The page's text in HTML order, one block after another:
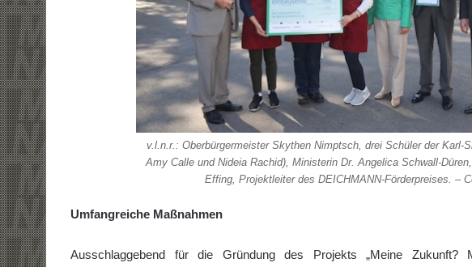
v.l.n.r.: Oberbürgermeister Skythen Nimptsch, drei Schüler der Karl-
Amy Calle und Nideia Rachid), Ministerin Dr. Angelica Schwall-
Effing, Projektleiter des DEICHMANN-Förderpreises. –
Umfangreiche Maßnahmen
Ausschlaggebend für die Gründung des Projekts „Meine Zukunft?